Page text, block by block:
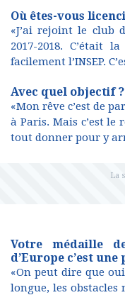
Où êtes-vous
«J’ai rejoint le club
2017-2018. C’était
facilement l’INSEP.
Avec quel objectif ?
«Mon rêve c’est de
à Paris. Mais c’est le
tout donner pour y
Votre médaille
d’Europe c’est
«On peut dire que
longue, les obstacles